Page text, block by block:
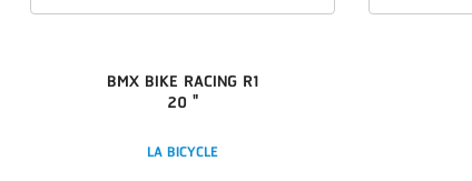
BMX BIKE RACING R1
20 "
LA BICYCLE